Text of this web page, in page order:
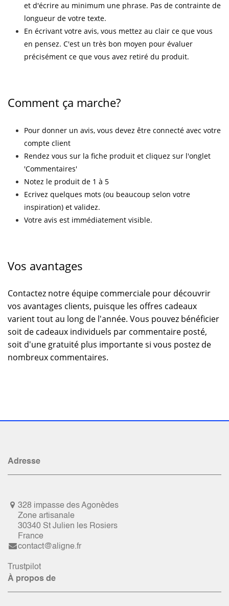
et d'écrire au minimum une phrase. Pas de contrainte de
longueur de votre texte.
En écrivant votre avis, vous mettez au clair ce que vous
en pensez. C'est un très bon moyen pour évaluer
précisément ce que vous avez retiré du produit.
Comment ça marche?
Pour donner un avis, vous devez être connecté avec votre
compte client
Rendez vous sur la fiche produit et cliquez sur l'onglet
'Commentaires'
Notez le produit de 1 à 5
Ecrivez quelques mots (ou beaucoup selon votre
inspiration) et validez.
Votre avis est immédiatement visible.
Vos avantages
Contactez notre équipe commerciale pour découvrir
vos avantages clients, puisque les offres cadeaux
varient tout au long de l'année. Vous pouvez bénéficier
soit de cadeaux individuels par commentaire posté,
soit d'une gratuité plus importante si vous postez de
nombreux commentaires.
Adresse
328 impasse des Agonèdes
Zone artisanale
30340 St Julien les Rosiers
France
contact@aligne.fr
Trustpilot
À propos de